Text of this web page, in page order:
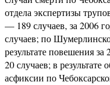
отдела экспертизы
— 189 случаев, за 2006
случаев; по
результате повешения за
20 случаев; в
асфиксии по